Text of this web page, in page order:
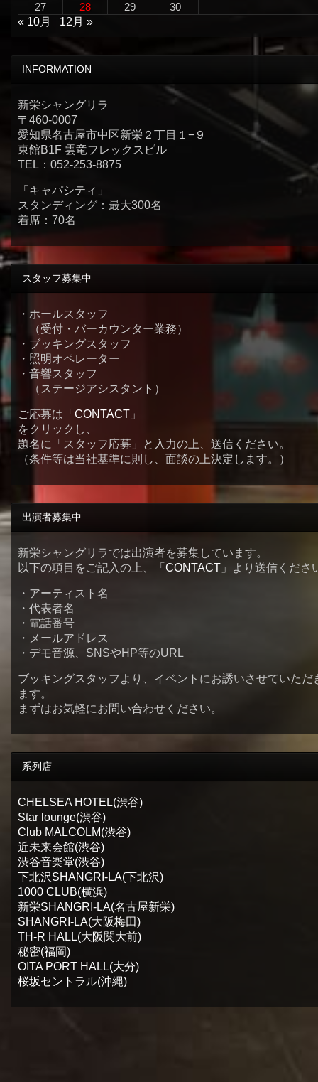
27
28 29
30
« 10月
12月 »
INFORMATION
新栄シャングリラ
〒460-0007
愛知県名古屋市中区新栄２丁目１−９
東館B1F 雲竜フレックスビル
TEL：052-253-8875
「キャパシティ」
スタンディング：最大300名
着席：70名
スタッフ募集中
・ホールスタッフ
（受付・バーカウンター業務）
・ブッキングスタッフ
・照明オペレーター
・音響スタッフ
（ステージアシスタント）
ご応募は「 CONTACT」
をクリックし、
題名に「スタッフ応募」と入力の上、送信ください。
（条件等は当社基準に則し、面談の上決定します。）
出演者募集中
新栄シャングリラでは出演者を募集しています。
以下の項目をご記入の上、「 CONTACT」より送信くださ
・アーティスト名
・代表者名
・電話番号
・メールアドレス
・デモ音源、SNSやHP等のURL
ブッキングスタッフより、イベントにお誘いさせていただ
ます。
まずはお気軽にお問い合わせください。
系列店
CHELSEA HOTEL(渋谷)
Star lounge(渋谷)
Club MALCOLM(渋谷)
近未来会館(渋谷)
渋谷音楽堂(渋谷)
下北沢SHANGRI-LA(下北沢)
1000 CLUB(横浜)
新栄SHANGRI-LA(名古屋新栄)
SHANGRI-LA(大阪梅田)
TH-R HALL(大阪関大前)
秘密(福岡)
OITA PORT HALL(大分)
桜坂セントラル(沖縄)